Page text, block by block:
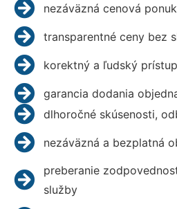
nezáväzná cenová
transparentné ceny bez
korektný a ľudský
garancia dodania
dlhoročné skúsenosti,
nezáväzná a bezplatná
preberanie
služby